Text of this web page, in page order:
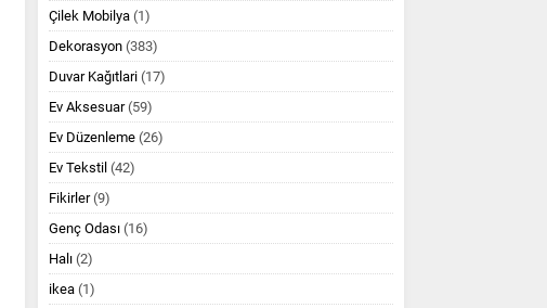
Çilek Mobilya (1)
Dekorasyon (383)
Duvar Kağıtlari (17)
Ev Aksesuar(59)
Ev Düzenleme (26)
Ev Tekstil (42)
Fikirler(9)
Genç Odası (16)
Halı (2)
ikea (1)